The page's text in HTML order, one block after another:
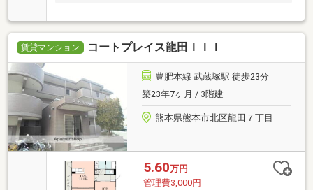
賃貸マンション コートプレイス龍田ＩＩＩ
豊肥本線 武蔵塚駅 徒歩23分
築23年7ヶ月 / 3階建
熊本県熊本市北区龍田７丁目
5.60万円
管理費3,000円